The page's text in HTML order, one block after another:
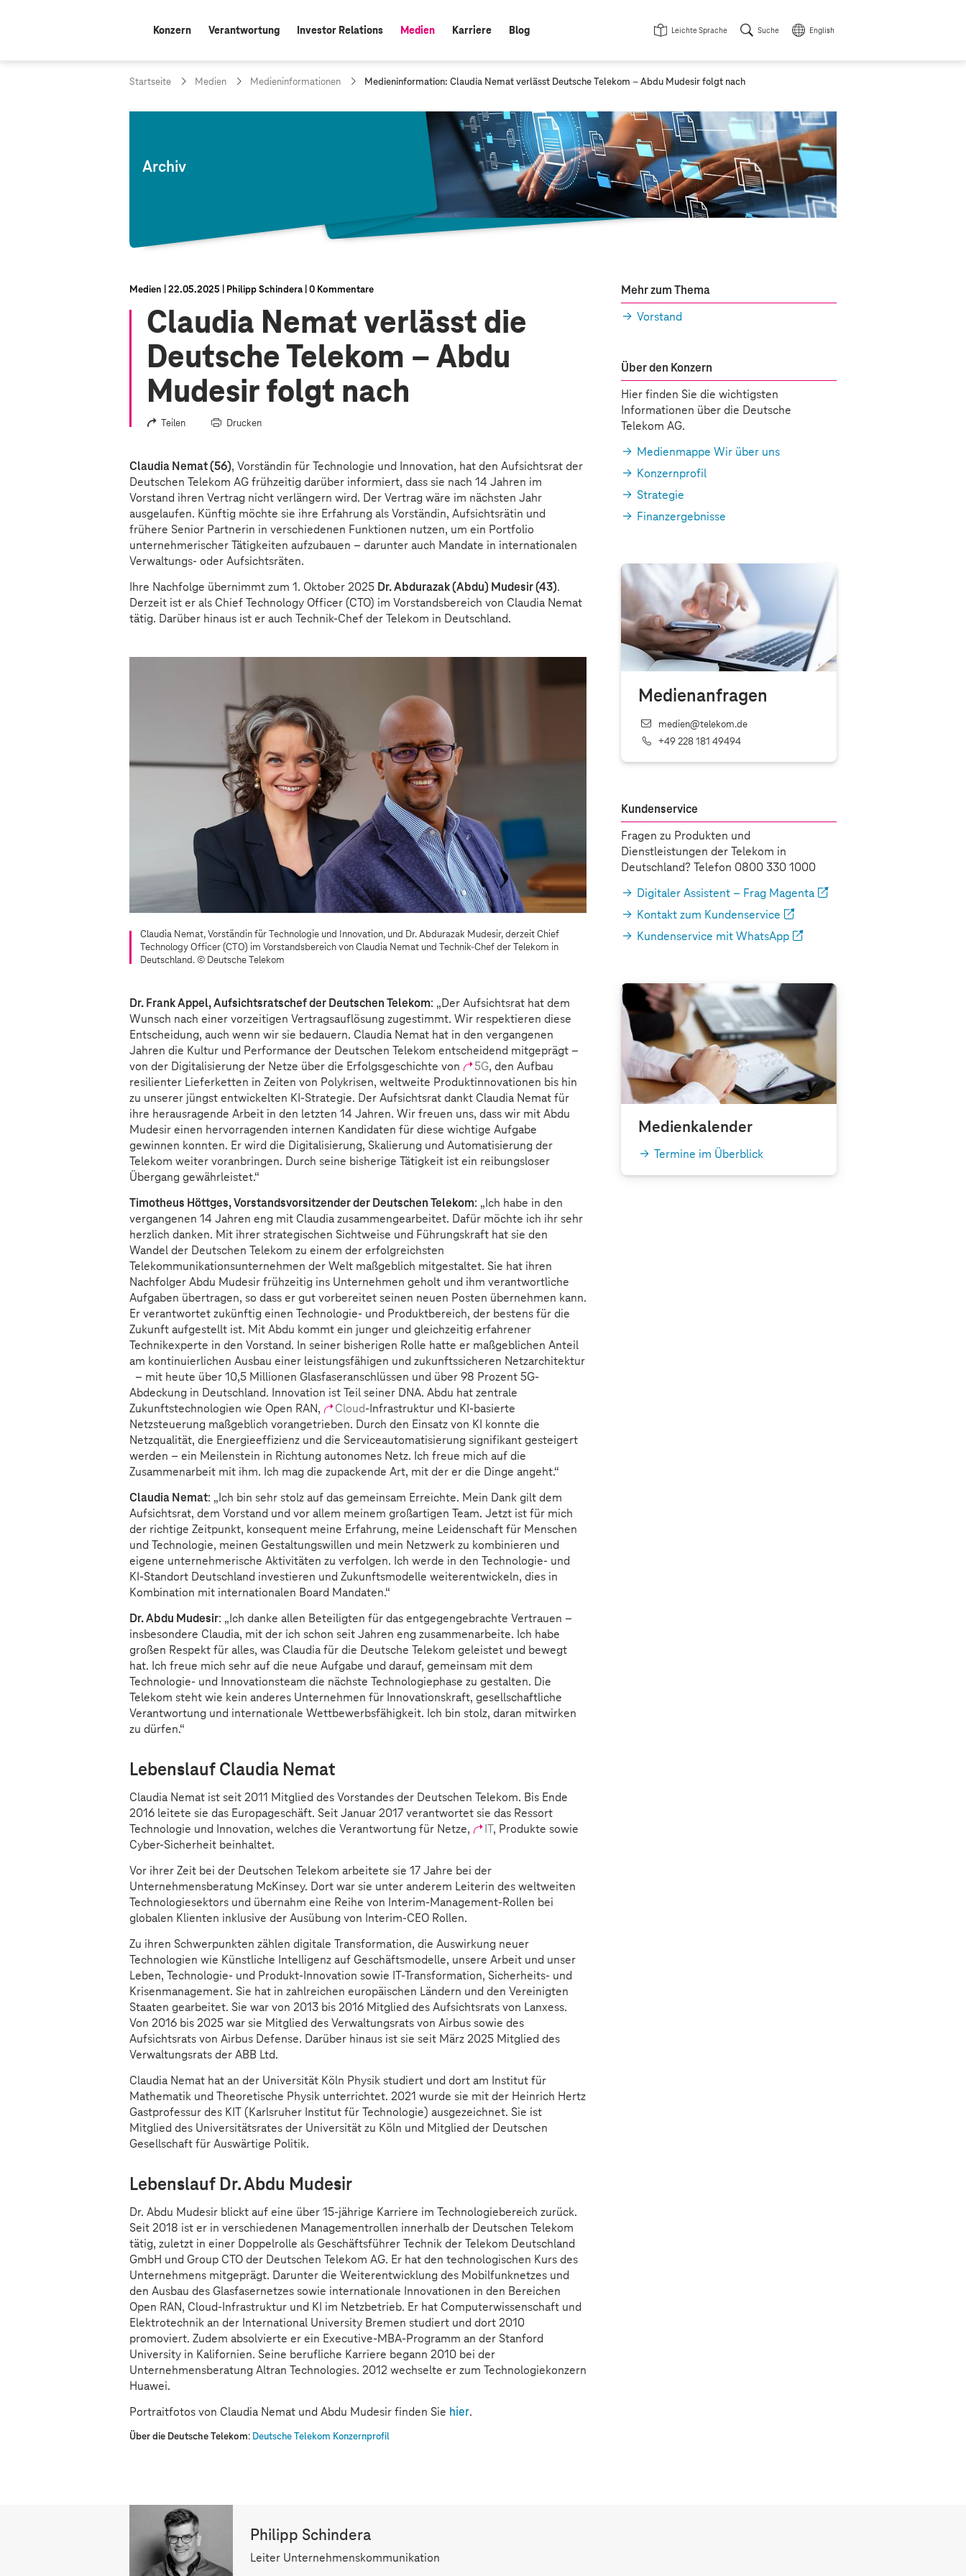
Konzern Verantwortung Investor Relations aktiv:
Medien Karriere Blog Leichte Sprache Suche English
Startseite Medien Medieninformationen
a
e
Medieninformation: Claudia Nemat verlässt Deutsche Telekom – Abdu Mudesir folgt nach
Archiv
Medien 22.05.2025 Philipp Schindera 0 Kommentare
Claudia Nemat verlässt die
Deutsche Telekom – Abdu
Mudesir folgt nach
Teilen Drucken
Claudia Nemat (56), Vorständin für Technologie und Innovation, hat den Aufsichtsrat der
Deutschen Telekom AG frühzeitig darüber informiert, dass sie nach 14 Jahren im
Vorstand ihren Vertrag nicht verlängern wird. Der Vertrag wäre im nächsten Jahr
ausgelaufen. Künftig möchte sie ihre Erfahrung als Vorständin, Aufsichtsrätin und
frühere Senior Partnerin in verschiedenen Funktionen nutzen, um ein Portfolio
unternehmerischer Tätigkeiten aufzubauen – darunter auch Mandate in internationalen
Verwaltungs- oder Aufsichtsräten.
Ihre Nachfolge übernimmt zum 1. Oktober 2025 Dr. Abdurazak (Abdu) Mudesir (43).
Derzeit ist er als Chief Technology Officer (CTO) im Vorstandsbereich von Claudia Nemat
tätig. Darüber hinaus ist er auch Technik-Chef der Telekom in Deutschland.
Claudia Nemat, Vorständin für Technologie und Innovation, und Dr. Abdurazak Mudesir, derzeit Chief
Technology Officer (CTO) im Vorstandsbereich von Claudia Nemat und Technik-Chef der Telekom in
Deutschland. © Deutsche Telekom
Dr. Frank Appel, Aufsichtsratschef der Deutschen Telekom: „Der Aufsichtsrat hat dem
Wunsch nach einer vorzeitigen Vertragsauflösung zugestimmt. Wir respektieren diese
Entscheidung, auch wenn wir sie bedauern. Claudia Nemat hat in den vergangenen
Jahren die Kultur und Performance der Deutschen Telekom entscheidend mitgeprägt –
von der Digitalisierung der Netze über die Erfolgsgeschichte von
5G, den Aufbau
resilienter Lieferketten in Zeiten von Polykrisen, weltweite Produktinnovationen bis hin
zu unserer jüngst entwickelten KI-Strategie. Der Aufsichtsrat dankt Claudia Nemat für
ihre herausragende Arbeit in den letzten 14 Jahren. Wir freuen uns, dass wir mit Abdu
Mudesir einen hervorragenden internen Kandidaten für diese wichtige Aufgabe
gewinnen konnten. Er wird die Digitalisierung, Skalierung und Automatisierung der
Telekom weiter voranbringen. Durch seine bisherige Tätigkeit ist ein reibungsloser
Übergang gewährleistet.“
Timotheus Höttges, Vorstandsvorsitzender der Deutschen Telekom: „Ich habe in den
vergangenen 14 Jahren eng mit Claudia zusammengearbeitet. Dafür möchte ich ihr sehr
herzlich danken. Mit ihrer strategischen Sichtweise und Führungskraft hat sie den
Wandel der Deutschen Telekom zu einem der erfolgreichsten
Telekommunikationsunternehmen der Welt maßgeblich mitgestaltet. Sie hat ihren
Nachfolger Abdu Mudesir frühzeitig ins Unternehmen geholt und ihm verantwortliche
Aufgaben übertragen, so dass er gut vorbereitet seinen neuen Posten übernehmen kann.
Er verantwortet zukünftig einen Technologie- und Produktbereich, der bestens für die
Zukunft aufgestellt ist. Mit Abdu kommt ein junger und gleichzeitig erfahrener
Technikexperte in den Vorstand. In seiner bisherigen Rolle hatte er maßgeblichen Anteil
am kontinuierlichen Ausbau einer leistungsfähigen und zukunftssicheren Netzarchitektur
– mit heute über 10,5 Millionen Glasfaseranschlüssen und über 98 Prozent 5G-
Abdeckung in Deutschland. Innovation ist Teil seiner DNA. Abdu hat zentrale
Zukunftstechnologien wie Open RAN,
Cloud-Infrastruktur und KI-basierte
Netzsteuerung maßgeblich vorangetrieben. Durch den Einsatz von KI konnte die
Netzqualität, die Energieeffizienz und die Serviceautomatisierung signifikant gesteigert
werden – ein Meilenstein in Richtung autonomes Netz. Ich freue mich auf die
Zusammenarbeit mit ihm. Ich mag die zupackende Art, mit der er die Dinge angeht.“
Claudia Nemat: „Ich bin sehr stolz auf das gemeinsam Erreichte. Mein Dank gilt dem
Aufsichtsrat, dem Vorstand und vor allem meinem großartigen Team. Jetzt ist für mich
der richtige Zeitpunkt, konsequent meine Erfahrung, meine Leidenschaft für Menschen
und Technologie, meinen Gestaltungswillen und mein Netzwerk zu kombinieren und
eigene unternehmerische Aktivitäten zu verfolgen. Ich werde in den Technologie- und
KI-Standort Deutschland investieren und Zukunftsmodelle weiterentwickeln, dies in
Kombination mit internationalen Board Mandaten.“
Dr. Abdu Mudesir: „Ich danke allen Beteiligten für das entgegengebrachte Vertrauen –
insbesondere Claudia, mit der ich schon seit Jahren eng zusammenarbeite. Ich habe
großen Respekt für alles, was Claudia für die Deutsche Telekom geleistet und bewegt
hat. Ich freue mich sehr auf die neue Aufgabe und darauf, gemeinsam mit dem
Technologie- und Innovationsteam die nächste Technologiephase zu gestalten. Die
Telekom steht wie kein anderes Unternehmen für Innovationskraft, gesellschaftliche
Verantwortung und internationale Wettbewerbsfähigkeit. Ich bin stolz, daran mitwirken
zu dürfen.“
Lebenslauf Claudia Nemat
Claudia Nemat ist seit 2011 Mitglied des Vorstandes der Deutschen Telekom. Bis Ende
2016 leitete sie das Europageschäft. Seit Januar 2017 verantwortet sie das Ressort
Technologie und Innovation, welches die Verantwortung für Netze,
IT, Produkte sowie
Cyber-Sicherheit beinhaltet.
Vor ihrer Zeit bei der Deutschen Telekom arbeitete sie 17 Jahre bei der
Unternehmensberatung McKinsey. Dort war sie unter anderem Leiterin des weltweiten
Technologiesektors und übernahm eine Reihe von Interim-Management-Rollen bei
globalen Klienten inklusive der Ausübung von Interim-CEO Rollen.
Zu ihren Schwerpunkten zählen digitale Transformation, die Auswirkung neuer
Technologien wie Künstliche Intelligenz auf Geschäftsmodelle, unsere Arbeit und unser
Leben, Technologie- und Produkt-Innovation sowie IT-Transformation, Sicherheits- und
Krisenmanagement. Sie hat in zahlreichen europäischen Ländern und den Vereinigten
Staaten gearbeitet. Sie war von 2013 bis 2016 Mitglied des Aufsichtsrats von Lanxess.
Von 2016 bis 2025 war sie Mitglied des Verwaltungsrats von Airbus sowie des
Aufsichtsrats von Airbus Defense. Darüber hinaus ist sie seit März 2025 Mitglied des
Verwaltungsrats der ABB Ltd.
Claudia Nemat hat an der Universität Köln Physik studiert und dort am Institut für
Mathematik und Theoretische Physik unterrichtet. 2021 wurde sie mit der Heinrich Hertz
Gastprofessur des KIT (Karlsruher Institut für Technologie) ausgezeichnet. Sie ist
Mitglied des Universitätsrates der Universität zu Köln und Mitglied der Deutschen
Gesellschaft für Auswärtige Politik.
Lebenslauf Dr. Abdu Mudesir
Dr. Abdu Mudesir blickt auf eine über 15-jährige Karriere im Technologiebereich zurück.
Seit 2018 ist er in verschiedenen Managementrollen innerhalb der Deutschen Telekom
tätig, zuletzt in einer Doppelrolle als Geschäftsführer Technik der Telekom Deutschland
GmbH und Group CTO der Deutschen Telekom AG. Er hat den technologischen Kurs des
Unternehmens mitgeprägt. Darunter die Weiterentwicklung des Mobilfunknetzes und
den Ausbau des Glasfasernetzes sowie internationale Innovationen in den Bereichen
Open RAN, Cloud-Infrastruktur und KI im Netzbetrieb. Er hat Computerwissenschaft und
Elektrotechnik an der International University Bremen studiert und dort 2010
promoviert. Zudem absolvierte er ein Executive-MBA-Programm an der Stanford
University in Kalifornien. Seine berufliche Karriere begann 2010 bei der
Unternehmensberatung Altran Technologies. 2012 wechselte er zum Technologiekonzern
Huawei.
Portraitfotos von Claudia Nemat und Abdu Mudesir finden Sie hier.
Über die Deutsche Telekom: Deutsche Telekom Konzernprofil
Mehr zum Thema
Vorstand
Über den Konzern
Hier finden Sie die wichtigsten
Informationen über die Deutsche
Telekom AG.
Medienmappe Wir über uns
Konzernprofil
Strategie
Finanzergebnisse
Medienanfragen
medien@telekom.de
+49 228 181 49494
Kundenservice
Fragen zu Produkten und
Dienstleistungen der Telekom in
Deutschland? Telefon 0800 330 1000
Digitaler Assistent – Frag Magenta
Kontakt zum Kundenservice
Kundenservice mit WhatsApp
Medienkalender
Termine im Überblick
Philipp Schindera
Leiter Unternehmenskommunikation